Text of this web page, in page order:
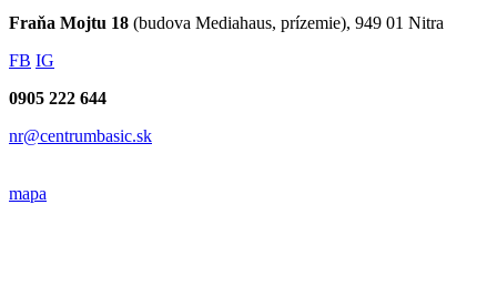
Fraňa Mojtu 18 (budova Mediahaus, prízemie), 949 01 Nitra
FB IG
0905 222 644
nr@centrumbasic.sk
mapa